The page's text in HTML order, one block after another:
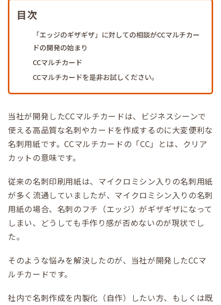
目次
「エッジのギザギザ」に対しての相談がCCマルチカー
ドの開発の始まり
CCマルチカード
CCマルチカードを是非お試しください。
当社が開発したCCマルチカードは、ビジネスシーンで
使える高品質な名刺やカードを作成するのに大変便利な
名刺用紙です。CCマルチカードの「CC」とは、クリア
カットの意味です。
従来の名刺印刷用紙は、マイクロミシン入りの名刺用紙
が多く流通していましたが、マイクロミシン入りの名刺
用紙の場合、名刺のフチ（エッジ）がギザギザになって
しまい、どうしても手作り感が否めないのが現状でし
た。
そのような悩みを解決したのが、当社が開発したCCマ
ルチカードです。
社内で名刺作成を内製化（自作）したい方、もしくは既